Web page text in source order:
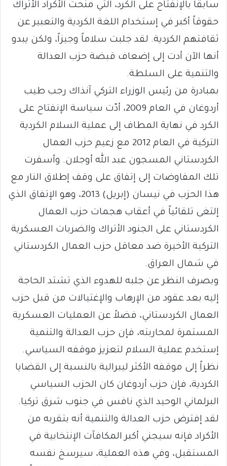
سابقاً بالإنفتاح على الكرد، التي منحت الأكراد الأتراك
حقوقاً أكبر في إستخدام اللغة الكردية والتعبير عن
ثقافتهم الكردية. لقد جلبت سلاماً وجيزاً، ولكن يبدو
أنها الآن أدت إلى إضعاف قبضة حزب العدالة
والتنمية على السلطة.
بمبادرة من رئيس الوزراء التركي آنذاك رجب طيب
أردوغان في العام 2009، أدّت سياسة الإنفتاح على
الكرد في نهاية المطاف إلى عملية السلام الكردية
التركية في العام 2012 مع زعيم حزب العمال
الكردستاني المسجون عبد الله أوجلان. وأسفرت
تلك المفاوضات إلى إتفاق على وقف إطلاق النار مع
هذا الحزب في نيسان (إبريل) 2013، وهو الإتفاق الذي
إلتغى تلقائياً في أعقاب هجمات حزب العمال
الكردستاني على الجنود الأتراك والضربات العسكرية
التركية الأخيرة ضد معاقل حزب العمال الكردستاني
في شمال العراق.
وبصرف النظر عن جلبه للهدوء الذي تشتد الحاجة
إليه بعد عقود من الإرهاب والإغتيالات من قبل حزب
العمال الكردستاني، فضلاً عن العمليات العسكرية
المستمرة لمحاربته، فإن حزب العدالة والتنمية
إستخدم عملية السلام لتعزيز موقفه السياسي.
نظراً إلى موقفه الأكثر ليبرالية بالنسبة إلى القضايا
الكردية، فإن حزب أردوغان كان الحزب السياسي
البرلماني الوحيد الذي نافس في جنوب شرق تركيا.
لقد إفترض حزب العدالة والتنمية أنه بتقربه من
الأكراد فإنه سيجني أكبر المكافآت الإنتخابية في
المستقبل، وفي هذه العملية، سيرسخ نفسه